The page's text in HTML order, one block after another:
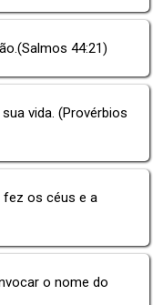
44:21)
vida. (Provérbios
fez os céus e a
o nome do